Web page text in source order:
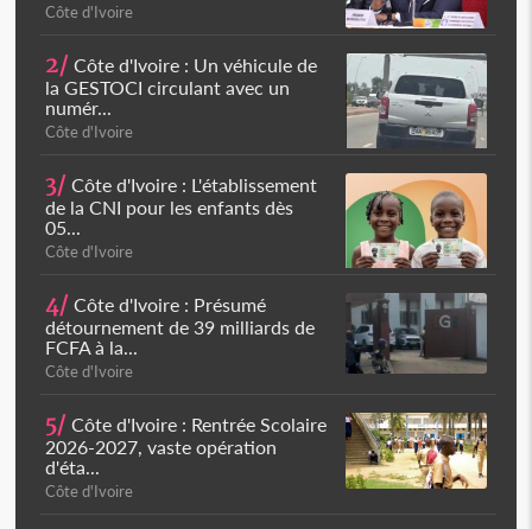
Côte d'Ivoire
2/ Côte d'Ivoire : Un véhicule de
la GESTOCI circulant avec un
numér...
Côte d'Ivoire
3/ Côte d'Ivoire : L'établissement
de la CNI pour les enfants dès
05...
Côte d'Ivoire
4/ Côte d'Ivoire : Présumé
détournement de 39 milliards de
FCFA à la...
Côte d'Ivoire
5/ Côte d'Ivoire : Rentrée Scolaire
2026-2027, vaste opération
d'éta...
Côte d'Ivoire